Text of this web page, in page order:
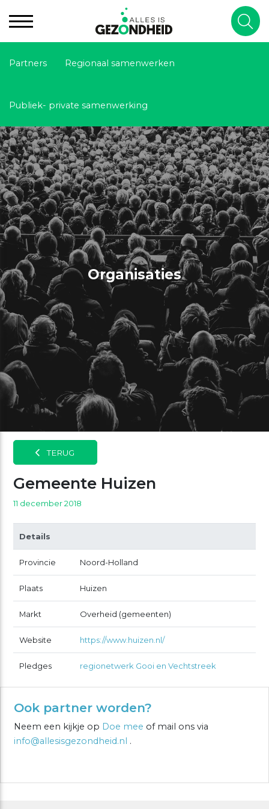
Partners Regionaal samenwerken
Publiek- private samenwerking
Organisaties
TERUG
Gemeente Huizen
11 december 2018
Details
Provincie Noord-Holland
Plaats Huizen
Markt Overheid (gemeenten)
Website https://www.huizen.nl/
Pledges regionetwerk Gooi en Vechtstreek
Ook partner worden?
Neem een kijkje op Doe mee of mail ons via
info@allesisgezondheid.nl .